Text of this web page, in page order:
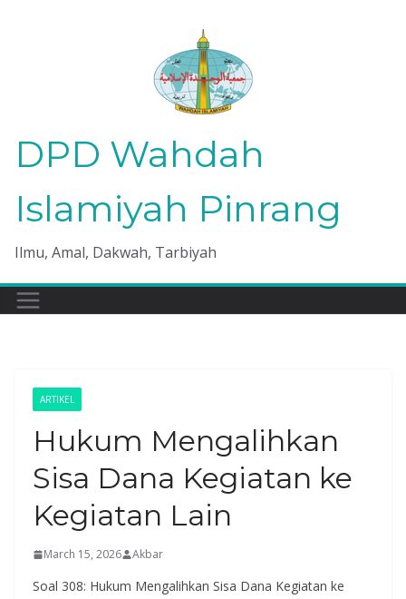
DPD Wahdah
Islamiyah Pinrang
Ilmu, Amal, Dakwah, Tarbiyah
ARTIKEL
Hukum Mengalihkan
Sisa Dana Kegiatan ke
Kegiatan Lain
March 15, 2026 Akbar
Soal 308: Hukum Mengalihkan Sisa Dana Kegiatan ke